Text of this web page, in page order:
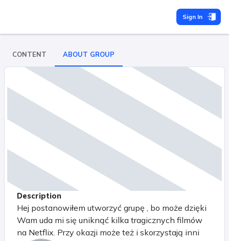
Sign In
CONTENT ABOUT GROUP
Description
Hej postanowiłem utworzyć grupę , bo może dzięki
Wam uda mi się uniknąć kilka tragicznych filmów
na Netflix. Przy okazji może też i skorzystają inni